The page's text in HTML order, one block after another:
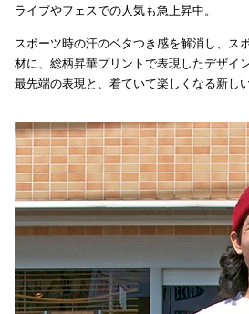
ライブやフェスでの人気も急上昇中。
スポーツ時の汗のベタつき感を解消し、ス
材に、総柄昇華プリントで表現したデザイ
最先端の表現と、着ていて楽しくなる新し